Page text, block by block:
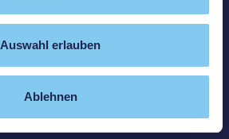
Auswahl erlauben
Ablehnen